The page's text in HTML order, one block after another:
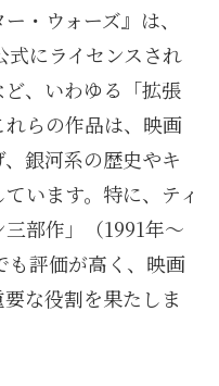
・ウォーズ』は、
にライセンスされ
、いわゆる「拡張
らの作品は、映画
銀河系の歴史やキ
います。特に、ティ
部作」（1991年～
も評価が高く、映画
な役割を果たしま